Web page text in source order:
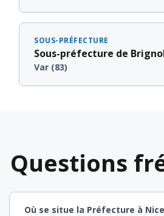
SOUS-PRÉFECTURE
Sous-préfecture de
Var (83)
Questions
Où se situe la Préfecture à